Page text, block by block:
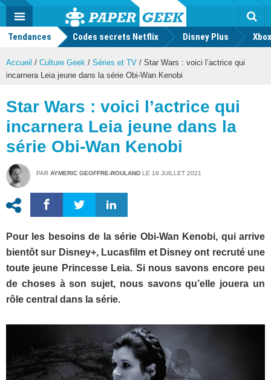
Actu
geek
MENU
Tendances Codes secrets Netflix Disney Plus
Accueil / Culture Geek / Séries et TV / Star Wars : voici l’actrice qui
incarnera Leia jeune dans la série Obi-Wan Kenobi
Star Wars : voici l’actrice qui
incarnera Leia jeune dans la
série Obi-Wan Kenobi
PAR AYMERIC GEOFFRE-ROULAND LE 19 JUILLET 2021
Pour les besoins de la série Obi-Wan Kenobi, qui arrive
bientôt sur Disney+, Lucasfilm et Disney ont recruté une
toute jeune Princesse Leia. Si nous savons encore peu
de choses à son sujet, nous savons qu’elle jouera un
rôle central dans la série.
Mode
FacebookTwitter Youtube